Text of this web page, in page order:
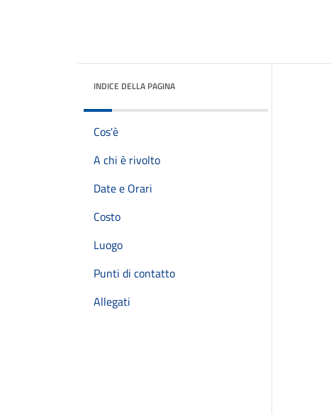
INDICE DELLA PAGINA
Cos'è
A chi è rivolto
Date e Orari
Costo
Luogo
Punti di contatto
Allegati